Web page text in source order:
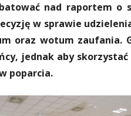
nad raportem
w sprawie
oraz wotum zaufania.
jednak aby
poparcia.